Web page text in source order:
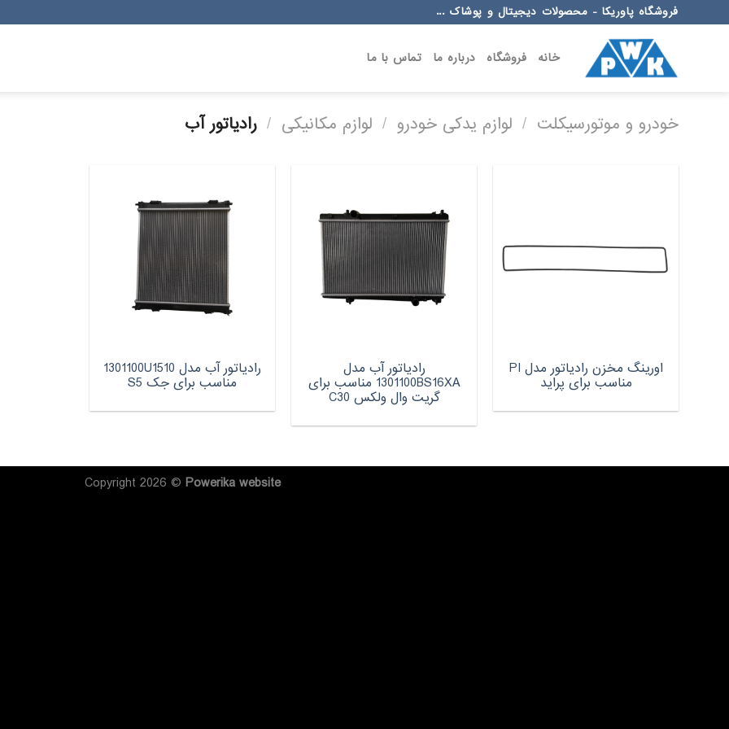
to
فروشگاه پاوریکا - محصولات دیجیتال و پوشاک ...
خانه فروشگاه درباره ما تماس با ما
خودرو و موتورسیکلت / لوازم یدکی خودرو / لوازم مکانیکی / رادیاتور آب
اورینگ مخزن رادیاتور مدل PI
مناسب برای پراید
رادیاتور آب مدل
1301100BS16XA مناسب برای
گریت وال ولکس C30
رادیاتور آب مدل 1301100U1510
مناسب برای جک S5
Copyright 2026 © Powerikawebsite